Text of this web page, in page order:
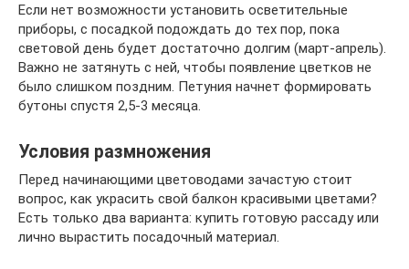
Если нет возможности установить осветительные
приборы, с посадкой подождать до тех пор, пока
световой день будет достаточно долгим (март-апрель).
Важно не затянуть с ней, чтобы появление цветков не
было слишком поздним. Петуния начнет формировать
бутоны спустя 2,5-3 месяца.
Условия размножения
Перед начинающими цветоводами зачастую стоит
вопрос, как украсить свой балкон красивыми цветами?
Есть только два варианта: купить готовую рассаду или
лично вырастить посадочный материал.